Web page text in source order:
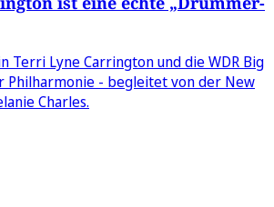
Terri Lyne Carrington und die WDR Big
Philharmonie - begleitet von der New
Charles.